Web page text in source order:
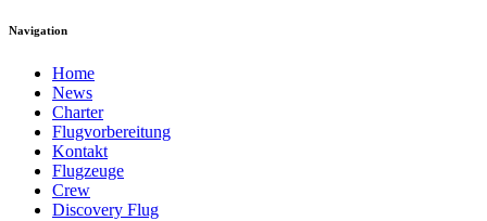
Navigation
Home
News
Charter
Flugvorbereitung
Kontakt
Flugzeuge
Crew
Discovery Flug